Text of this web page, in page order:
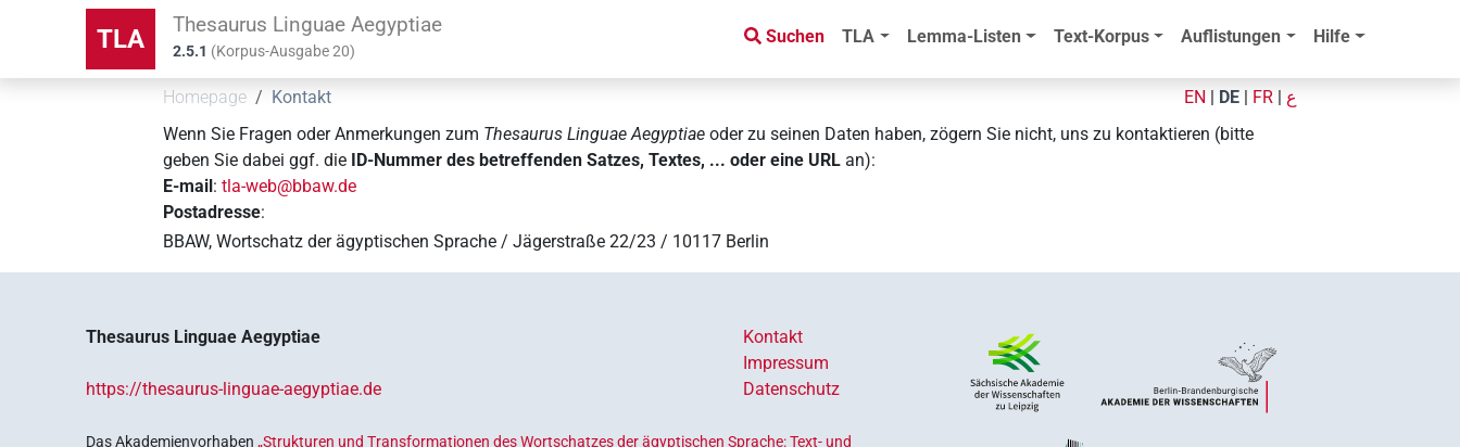
TLA Thesaurus Linguae Aegyptiae
2.5.1 (Korpus-Ausgabe20)
Suchen TLA Lemma-Listen Text-Korpus Auflistungen Hilfe
Homepage Kontakt EN DE FR
ع
Wenn Sie Fragen oder Anmerkungen zum Thesaurus Linguae Aegyptiae oder zu seinen Daten haben, zögern Sie nicht, uns zu kontaktieren (bitte
geben Sie dabei ggf. die ID-Nummer des betreffenden Satzes, Textes, ... oder eine URL an):
E-mail:tla-web@bbaw.de
Postadresse:
BBAW, Wortschatz der ägyptischen Sprache / Jägerstraße 22/23 / 10117 Berlin
Thesaurus Linguae Aegyptiae
https://thesaurus-linguae-aegyptiae.de
Kontakt
Impressum
Datenschutz
Das Akademienvorhaben„Strukturen und Transformationen des Wortschatzes der ägyptischen Sprache: Text- und